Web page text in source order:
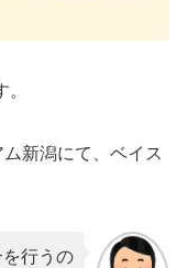
新潟にて、ベイス
行うの